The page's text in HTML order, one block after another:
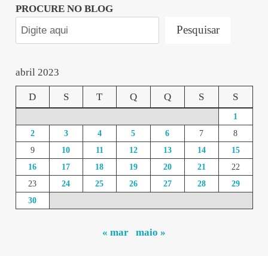
PROCURE NO BLOG
Pesquisar
abril 2023
D S T Q Q S S
1
2
3 4 5 6 7
8
9
10 11 12 13 14
15
16
17 18 19 20 21
22
23
24 25 26 27 28
29
30
« mar maio »